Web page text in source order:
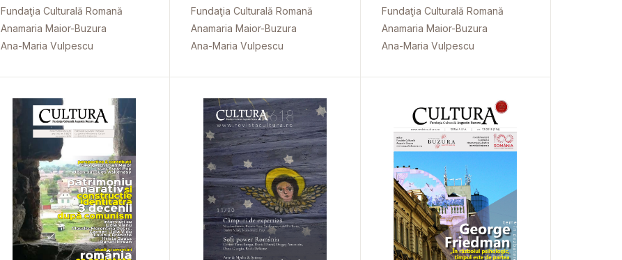
Fundaţia Culturală Romană
Anamaria Maior-Buzura
Ana-Maria Vulpescu
Fundaţia Culturală Romană
Anamaria Maior-Buzura
Ana-Maria Vulpescu
Fundaţia Culturală Romană
Anamaria Maior-Buzura
Ana-Maria Vulpescu